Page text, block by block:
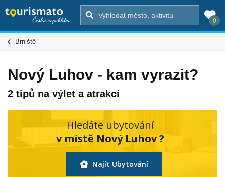
0
Brniště
Nový Luhov - kam vyrazit?
2 tipů na výlet a atrakcí
Hledáte ubytování
v místě Nový Luhov ?
Najít Ubytování